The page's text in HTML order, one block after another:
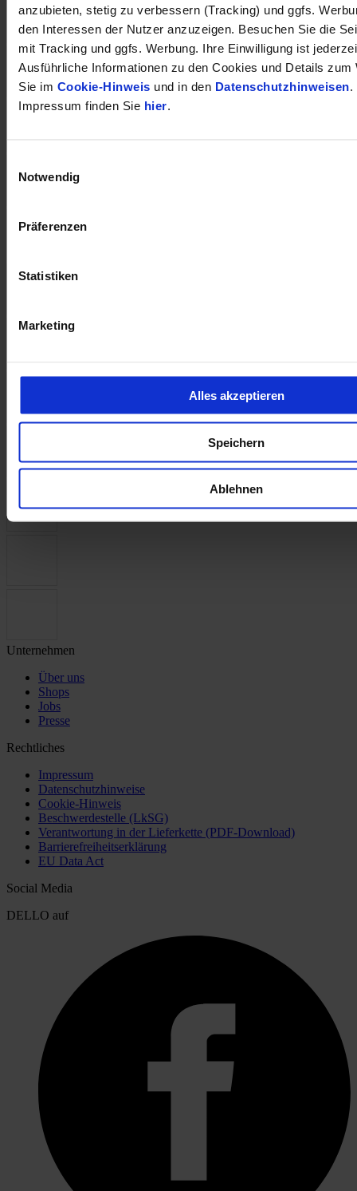
anzubieten, stetig zu verbessern (Tracking) und ggfs.
den Interessen der Nutzer anzuzeigen. Besuchen Sie die
mit Tracking und ggfs. Werbung. Ihre Einwilligung ist
Ausführliche Informationen zu den Cookies und Details zum
Sie im Cookie-Hinweis und in den Datenschutzhinweisen.
Impressum finden Sie hier.
Notwendig
Präferenzen
Statistiken
Marketing
Alles akzeptieren
Speichern
Ablehnen
Unternehmen
Über uns
Shops
Jobs
Presse
Rechtliches
Impressum
Datenschutzhinweise
Cookie-Hinweis
Beschwerdestelle (LkSG)
Verantwortung in der Lieferkette (PDF-Download)
Barrierefreiheitserklärung
EU Data Act
Social Media
DELLO auf